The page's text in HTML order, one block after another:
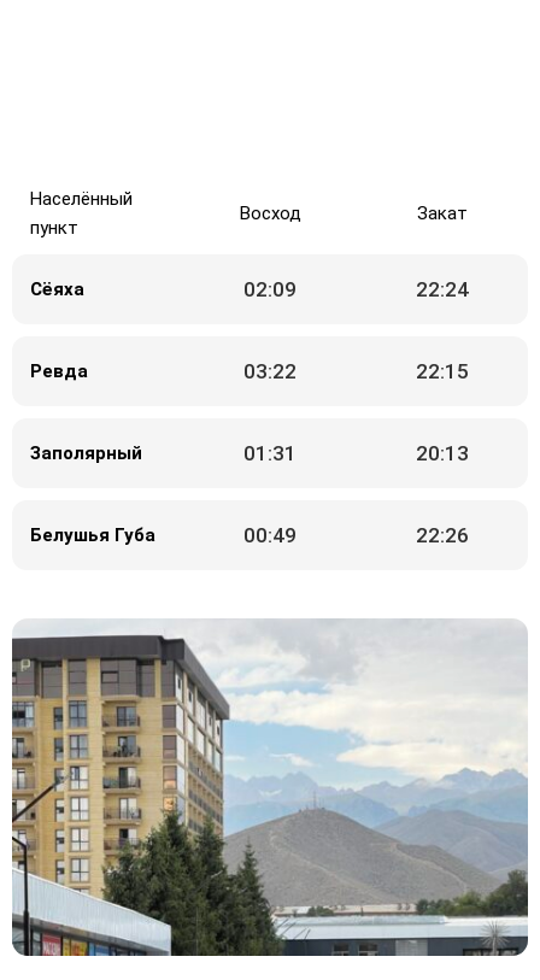
Населённый
пункт
Восход Закат
Сёяха 02:09 22:24
Ревда 03:22 22:15
Заполярный 01:31 20:13
Белушья Губа 00:49 22:26